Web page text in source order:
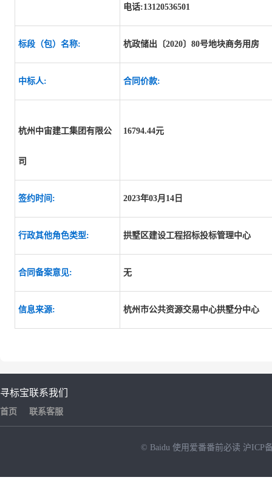
电话:13120536501
标段（包）名称: 杭政储出〔2020〕80号地块商务用房
中标人: 合同价款:
杭州中宙建工集团有限公
司
16794.44元
签约时间: 2023年03月14日
行政其他角色类型: 拱墅区建设工程招标投标管理中心
合同备案意见: 无
信息来源: 杭州市公共资源交易中心拱墅分中心
寻标宝
首页
联系我们
联系客服
© Baidu 使用爱番番前必读 沪ICP